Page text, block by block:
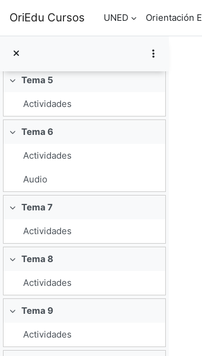
OriEdu Cursos UNED Orientación
Colapsar
Colapsar
Tema 5
Actividades
Colapsar
Tema 6
Actividades
Audio
Colapsar
Tema 7
Actividades
Colapsar
Tema 8
Actividades
Colapsar
Tema 9
Actividades